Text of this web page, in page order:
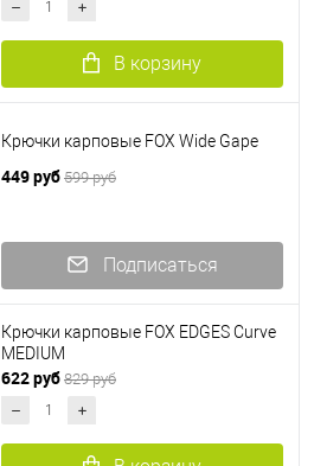
В корзину
Крючки карповые FOX Wide Gape
449 руб 599 руб
Подписаться
Крючки карповые FOX EDGES Curve
MEDIUM
622 руб 829 руб